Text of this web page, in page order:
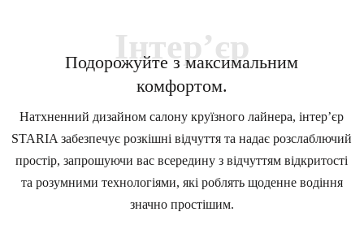
Інтер’єр
Подорожуйте з максимальним
комфортом.
Натхненний дизайном салону круїзного лайнера, інтер’єр
STARIA забезпечує розкішні відчуття та надає розслаблючий
простір, запрошуючи вас всередину з відчуттям відкритості
та розумними технологіями, які роблять щоденне водіння
значно простішим.